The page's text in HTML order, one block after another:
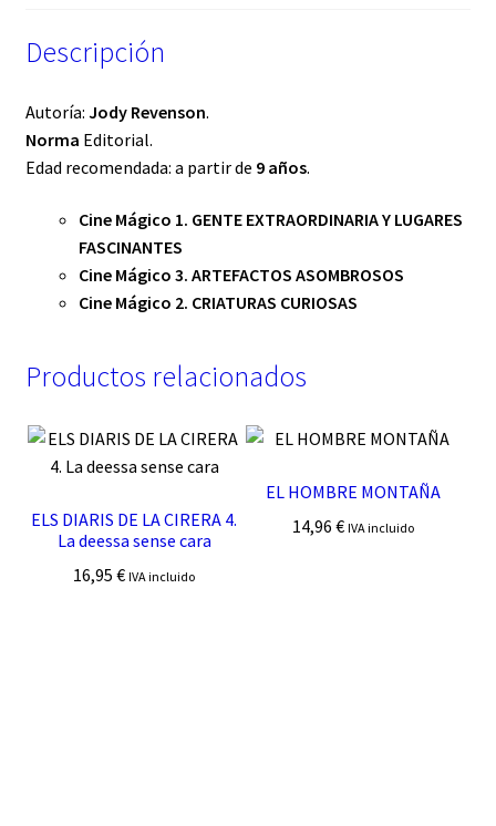
Descripción
Autoría: Jody Revenson.
Norma Editorial.
Edad recomendada: a partir de 9 años.
Cine Mágico 1. GENTE EXTRAORDINARIA Y LUGARES
FASCINANTES
Cine Mágico 3. ARTEFACTOS ASOMBROSOS
Cine Mágico 2. CRIATURAS CURIOSAS
Productos relacionados
ELS DIARIS DE LA CIRERA 4.
La deessa sense cara
16,95€ IVA incluido
EL HOMBRE MONTAÑA
14,96 € IVA incluido